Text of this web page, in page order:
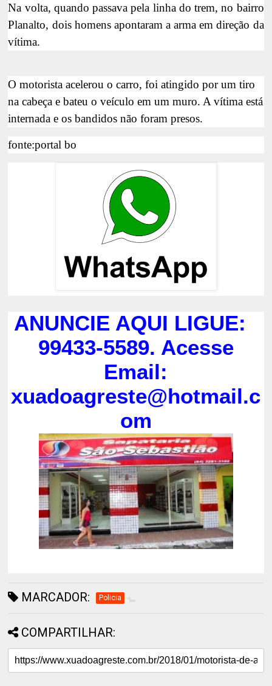
Na volta, quando passava pela linha do trem, no bairro
Planalto, dois homens apontaram a arma em direção da
vítima.
O motorista acelerou o carro, foi atingido por um tiro
na cabeça e bateu o veículo em um muro. A vítima está
internada e os bandidos não foram presos.
fonte:portal bo
ANUNCIE AQUI LIGUE:
99433-5589. Acesse
Email:
xuadoagreste@hotmail.c
om
MARCADOR: Policia
COMPARTILHAR: